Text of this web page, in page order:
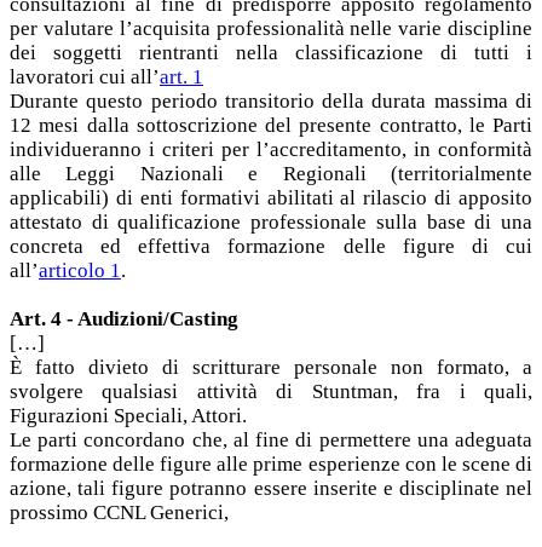
per valutare l’acquisita professionalità nelle varie discipline
dei soggetti rientranti nella classificazione di tutti i
lavoratori cui all’art. 1
Durante questo periodo transitorio della durata massima di
12 mesi dalla sottoscrizione del presente contratto, le Parti
individueranno i criteri per l’accreditamento, in conformità
alle Leggi Nazionali e Regionali (territorialmente
applicabili) di enti formativi abilitati al rilascio di apposito
attestato di qualificazione professionale sulla base di una
concreta ed effettiva formazione delle figure di cui
all’articolo 1 .
Art. 4 - Audizioni/Casting
[…]
È fatto divieto di scritturare personale non formato, a
svolgere qualsiasi attività di Stuntman, fra i quali,
Figurazioni Speciali, Attori.
Le parti concordano che, al fine di permettere una adeguata
formazione delle figure alle prime esperienze con le scene di
azione, tali figure potranno essere inserite e disciplinate nel
prossimo CCNL Generici,